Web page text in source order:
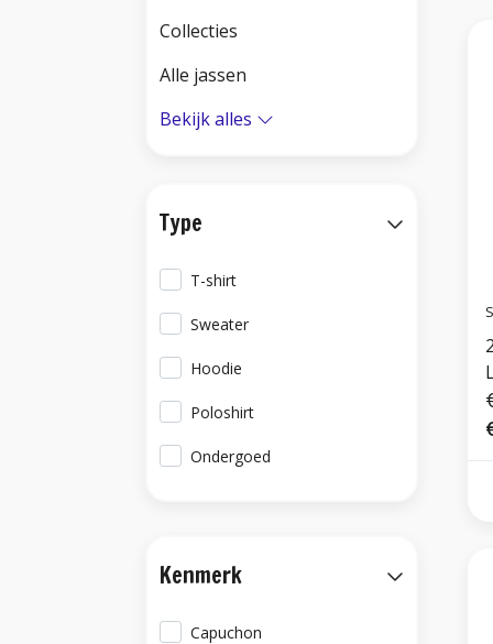
Collecties
Alle jassen
Bekijk alles
Type
T-shirt
Sweater
Hoodie
Poloshirt
Ondergoed
Kenmerk
Capuchon